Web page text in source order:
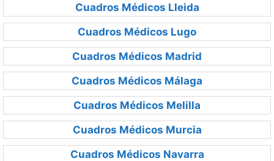
Cuadros Médicos Lleida
Cuadros Médicos Lugo
Cuadros Médicos Madrid
Cuadros Médicos Málaga
Cuadros Médicos Melilla
Cuadros Médicos Murcia
Cuadros Médicos Navarra